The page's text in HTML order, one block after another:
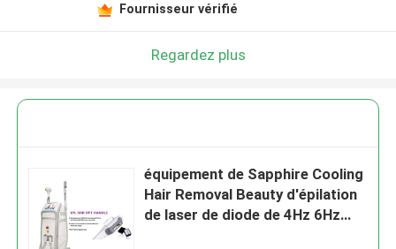
Fournisseur vérifié
Regardez plus
équipement de Sapphire Cooling
Hair Removal Beauty d'épilation
de laser de diode de 4Hz 6Hz